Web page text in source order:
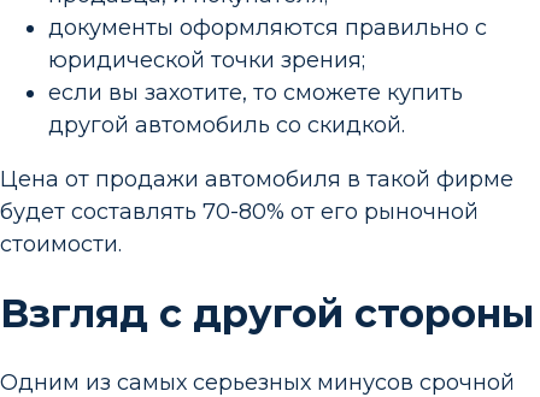
документы оформляются правильно с
юридической точки зрения;
если вы захотите, то сможете купить
другой автомобиль со скидкой.
Цена от продажи автомобиля в такой фирме
будет составлять 70-80% от его рыночной
стоимости.
Взгляд с другой стороны
Одним из самых серьезных минусов срочной